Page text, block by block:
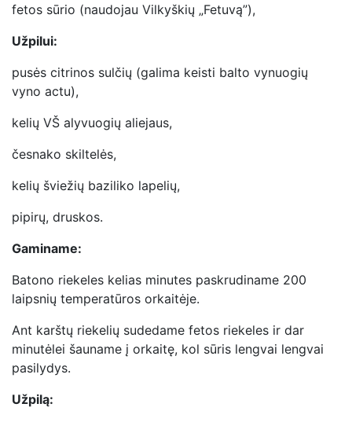
fetos sūrio (naudojau Vilkyškių „Fetuvą”),
Užpilui:
pusės citrinos sulčių (galima keisti balto vynuogių
vyno actu),
kelių VŠ alyvuogių aliejaus,
česnako skiltelės,
kelių šviežių baziliko lapelių,
pipirų, druskos.
Gaminame:
Batono riekeles kelias minutes paskrudiname 200
laipsnių temperatūros orkaitėje.
Ant karštų riekelių sudedame fetos riekeles ir dar
minutėlei šauname į orkaitę, kol sūris lengvai lengvai
pasilydys.
Užpilą: